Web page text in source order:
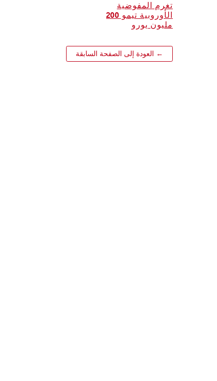
تغرم المفوضية
الأوروبية تيمو 200
مليون يورو
← العودة إلى الصفحة السابقة